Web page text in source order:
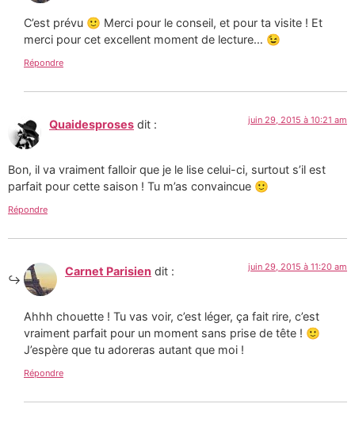
C’est prévu 🙂 Merci pour le conseil, et pour ta visite ! Et
merci pour cet excellent moment de lecture… 😉
Répondre
Quaidesproses dit : juin 29, 2015 à 10:21 am
Bon, il va vraiment falloir que je le lise celui-ci, surtout s’il est
parfait pour cette saison ! Tu m’as convaincue 🙂
Répondre
Carnet Parisien dit : juin 29, 2015 à 11:20 am
Ahhh chouette ! Tu vas voir, c’est léger, ça fait rire, c’est
vraiment parfait pour un moment sans prise de tête ! 🙂
J’espère que tu adoreras autant que moi !
Répondre